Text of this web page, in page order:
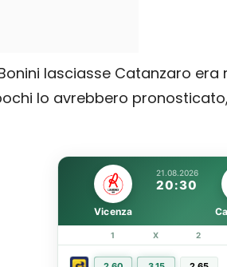
lasciasse Catanzaro era
lo avrebbero
21.08.2026
20:30
Vicenza
1 X 2